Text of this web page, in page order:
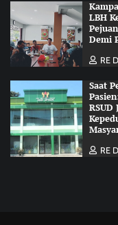
LBH
Demi
RE
Saat
RSUD
RE